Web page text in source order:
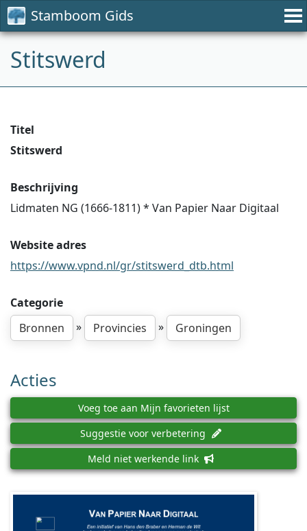
Stamboom Gids
Stitswerd
Titel
Stitswerd
Beschrijving
Lidmaten NG (1666-1811) * Van Papier Naar Digitaal
Website adres
https://www.vpnd.nl/gr/stitswerd_dtb.html
Categorie
Bronnen
» Provincies » Groningen
Acties
Voeg toe aan Mijn favorieten lijst
Suggestie voor verbetering
Meld niet werkende link